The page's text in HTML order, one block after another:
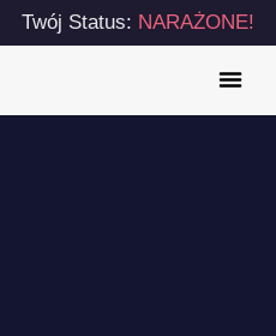
Twój Status: NARAŻONE!